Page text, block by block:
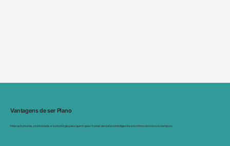
Vantagens de ser Plano
Mais autonomia, praticidade e estratégia para quem quer tomar decisões inteligentes no ritmo dos novos tempos.